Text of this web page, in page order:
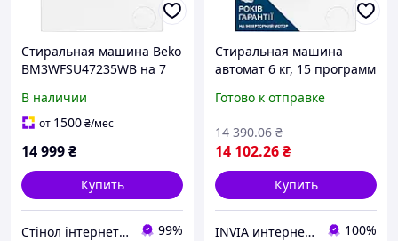
Стиральная машина Beko
BM3WFSU47235WB на 7
двигатель, функция пара,
отжим 1200 об/мин.
В наличии
от 1500₴/мес
14 999₴
Купить
Стінол інтернет магазин 99%
Стиральная машина
автомат 6 кг, 15 программ
BM1WFSU36233WB,1200б,
инвертор, функция пара
Готово к отправке
14 102.26₴
14 390.06 ₴
Купить
INVIA интернет магазин 100%